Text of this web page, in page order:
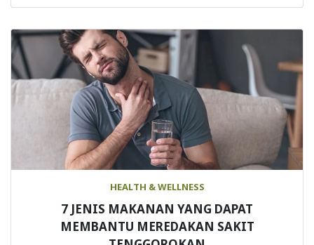
7 JENIS MAKANAN YANG DAPAT
MEMBANTU MEREDAKAN SAKIT